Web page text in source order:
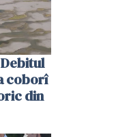
coborî
din